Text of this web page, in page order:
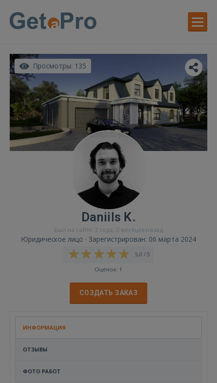
Просмотры: 135
Daniils K.
Был на сайте: 2 года, 0 месяцев назад
Юридическое лицо · Зарегистрирован: 06 марта 2024
5,0 / 5
Оценок: 1
СОЗДАТЬ ЗАКАЗ
ИНФОРМАЦИЯ
ОТЗЫВЫ
ФОТО РАБОТ